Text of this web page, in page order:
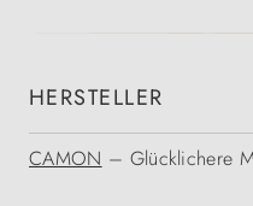
HERSTELLER
CAMON – Glücklichere